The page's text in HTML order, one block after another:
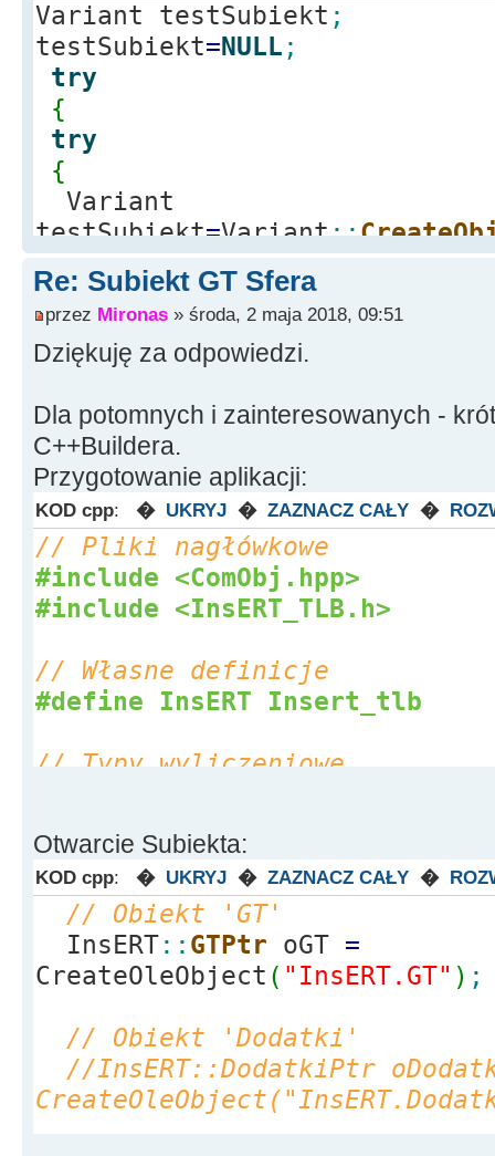
Variant testSubiekt ;
testSubiekt=NULL ;
try
{
try
{
Variant
testSubiekt=Variant::
//Tutaj dla CreateObject
jak Subiekt jest definiowany
testSubiekt.OlePropertySet
}
catch(EOleSysError
{
Label1 ->Caption="Nie mozna
Subiektem : "+info_bledu
}
catch(...)
Label1- Caption="Blad
}
__finally
}
}
Re: Subiekt GT Sfera
przez Mironas » środa, 2 maja 2018, 09:51
Dziękuję za odpowiedzi.
Dla potomnych i zainteresowanych -
C++Buildera.
Przygotowanie aplikacji:
KOD cpp: � UKRYJ � ZAZNACZ CAŁY �
// Pliki nagłówkowe
#include <ComObj.hpp>
#include <InsERT_TLB.h>
// Własne definicje
#define InsERT Insert_tlb
// Typy wyliczeniowe
// Dodać do projektu
Studio\8.0
Otwarcie Subiekta:
KOD cpp: � UKRYJ � ZAZNACZ CAŁY �
// Obiekt 'GT'
InsERT:: GTPtr oGT =
CreateOleObject ( "InsERT.GT" ) ;
// Obiekt 'Dodatki'
//InsERT::DodatkiPtr